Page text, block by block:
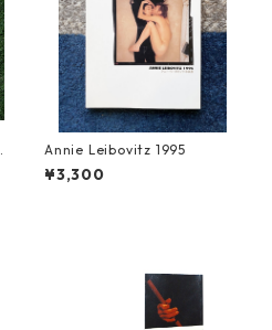
Annie Leibovitz 1995
¥3,300